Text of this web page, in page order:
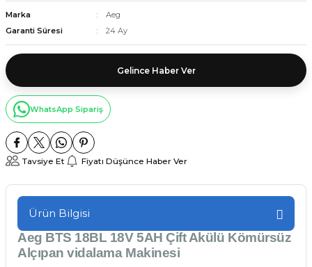
Marka
Aeg
Garanti Süresi
24 Ay
Gelince Haber Ver
WhatsApp Sipariş
Tavsiye Et Fiyatı Düşünce Haber Ver
Ürün Bilgisi
Aeg BTS 18BL 18V 5AH Çift Akülü Kömürsüz
Alçıpan vidalama Makinesi